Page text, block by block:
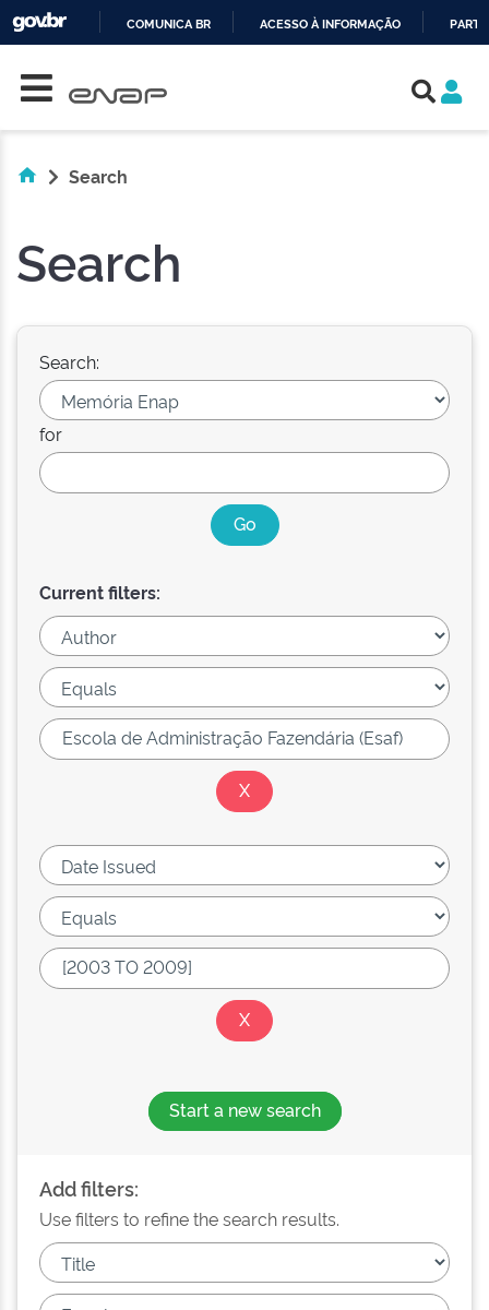
COMUNICA BR ACESSO À INFORMAÇÃO
Search
Search
Search:
for
Current filters:
Start a new search
Add filters:
Use filters to refine the search results.